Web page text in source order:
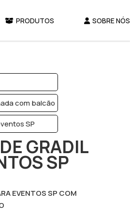
PRODUTOS SOBRE NÓS
com balcão
SP
GRADIL
SP
EVENTOS SP COM